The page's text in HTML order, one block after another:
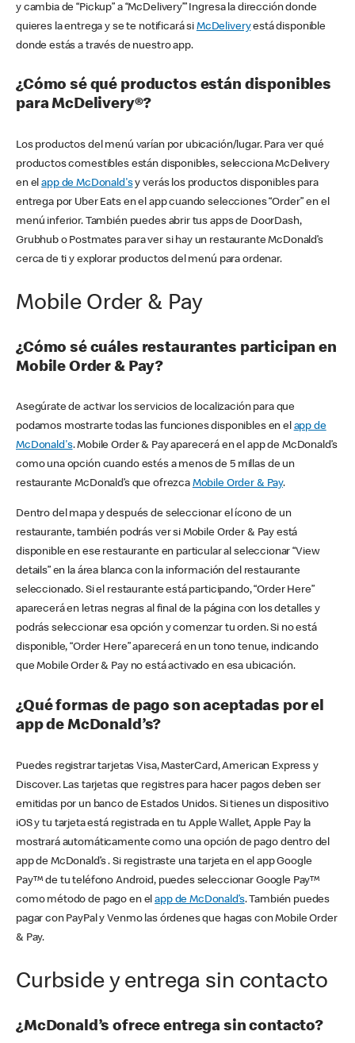
y cambia de “Pickup” a “McDelivery’” Ingresa la dirección donde
quieres la entrega y se te notificará si McDeliveryestá disponible
donde estás a través de nuestro app.
¿Cómo sé qué productos están disponibles
para McDelivery®?
Los productos del menú varían por ubicación/lugar. Para ver qué
productos comestibles están disponibles, selecciona McDelivery
en elapp de McDonald'sy verás los productos disponibles para
entrega por Uber Eats en el app cuando selecciones “Order” en el
menú inferior. También puedes abrir tus apps de DoorDash,
Grubhub o Postmates para ver si hay un restaurante McDonald’s
cerca de ti y explorar productos del menú para ordenar.
Mobile Order & Pay
¿Cómo sé cuáles restaurantes participan en
Mobile Order & Pay?
Asegúrate de activar los servicios de localización para que
podamos mostrarte todas las funciones disponibles en el app de
McDonald's. Mobile Order & Pay aparecerá en el app de McDonald’s
como una opción cuando estés a menos de 5 millas de un
restaurante McDonald’s que ofrezca Mobile Order & Pay.
Dentro del mapa y después de seleccionar el ícono de un
restaurante, también podrás ver si Mobile Order & Pay está
disponible en ese restaurante en particular al seleccionar “View
details” en la área blanca con la información del restaurante
seleccionado. Si el restaurante está participando, “Order Here”
aparecerá en letras negras al final de la página con los detalles y
podrás seleccionar esa opción y comenzar tu orden. Si no está
disponible, “Order Here” aparecerá en un tono tenue, indicando
que Mobile Order & Pay no está activado en esa ubicación.
¿Qué formas de pago son aceptadas por el
app de McDonald’s?
Puedes registrar tarjetas Visa, MasterCard, American Express y
Discover. Las tarjetas que registres para hacer pagos deben ser
emitidas por un banco de Estados Unidos. Si tienes un dispositivo
iOS y tu tarjeta está registrada en tu Apple Wallet, Apple Pay la
mostrará automáticamente como una opción de pago dentro del
app de McDonald’s . Si registraste una tarjeta en el app Google
Pay™ de tu teléfono Android, puedes seleccionar Google Pay™
como método de pago en elapp de McDonald’s. También puedes
pagar con PayPal y Venmo las órdenes que hagas con Mobile Order
& Pay.
Curbside y entrega sin contacto
¿McDonald’s ofrece entrega sin contacto?